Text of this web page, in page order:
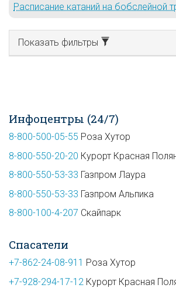
Расписание катаний на бобслейной
Показать фильтры
Инфоцентры (24/7)
8-800-500-05-55 Роза Хутор
8-800-550-20-20 Курорт Красная
8-800-550-53-33 Газпром Лаура
8-800-550-53-33 Газпром Альпика
8-800-100-4-207 Скайпарк
Спасатели
+7-862-24-08-911 Роза Хутор
+7-928-294-17-12 Курорт Красная